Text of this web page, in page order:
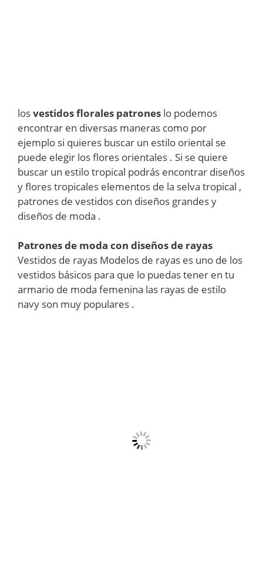
losvestidos florales patrones lo podemos
encontrar en diversas maneras como por
ejemplo si quieres buscar un estilo oriental se
puede elegir los flores orientales . Si se quiere
buscar un estilo tropical podrás encontrar diseños
y flores tropicales elementos de la selva tropical ,
patrones de vestidos con diseños grandes y
diseños de moda .
Patrones de moda con diseños de rayas
Vestidos de rayas Modelos de rayas es uno de los
vestidos básicos para que lo puedas tener en tu
armario de moda femenina las rayas de estilo
navy son muy populares .